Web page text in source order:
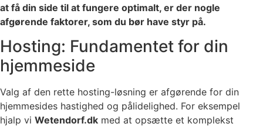
at få din side til at fungere optimalt, er der nogle
afgørende faktorer, som du bør have styr på.
Hosting: Fundamentet for din
hjemmeside
Valg af den rette hosting-løsning er afgørende for din
hjemmesides hastighed og pålidelighed. For eksempel
hjalp vi Wetendorf.dk med at opsætte et komplekst